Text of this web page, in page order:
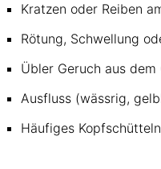
Kratzen oder Reiben
Rötung, Schwellung
Übler Geruch aus dem
Ausfluss (wässrig,
Häufiges